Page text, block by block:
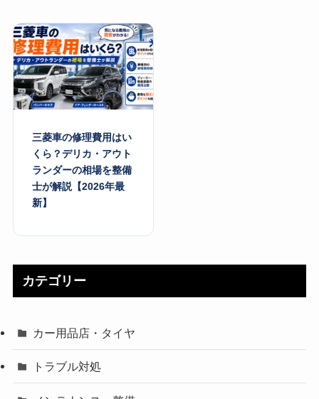
三菱車の修理費用はい
くら？デリカ・アウト
ランダーの相場を整備
士が解説【2026年最
新】
カテゴリー
カー用品店・タイヤ
トラブル対処